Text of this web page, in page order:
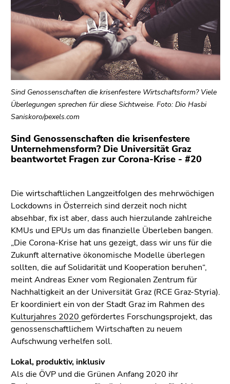
Go
to
contents
(Accesskey
1)
to
position
marker
(Accesskey
2)
Go
navigation
(Accesskey
3)
Go
to
additional
information
(Accesskey
5)
Go
to
page
settings
(user/language)
(Accesskey
Sind Genossenschaften die krisenfestere Wirtschaftsform? Viele
Überlegungen sprechen für diese Sichtweise. Foto: Dio Hasbi
Saniskoro/pexels.com
Sind Genossenschaften die krisenfestere
Unternehmensform? Die Universität Graz
beantwortet Fragen zur Corona-Krise - #20
Die wirtschaftlichen Langzeitfolgen des mehrwöchigen
Lockdowns in Österreich sind derzeit noch nicht
absehbar, fix ist aber, dass auch hierzulande zahlreiche
KMUs und EPUs um das finanzielle Überleben bangen.
„Die Corona-Krise hat uns gezeigt, dass wir uns für die
Zukunft alternative ökonomische Modelle überlegen
sollten, die auf Solidarität und Kooperation beruhen“,
meint Andreas Exner vom Regionalen Zentrum für
Nachhaltigkeit an der Universität Graz (RCE Graz-Styria).
Er koordiniert ein von der Stadt Graz im Rahmen des
Kulturjahres 2020 gefördertes Forschungsprojekt, das
genossenschaftlichem Wirtschaften zu neuem
Aufschwung verhelfen soll.
Lokal, produktiv, inklusiv
Als die ÖVP und die Grünen Anfang 2020 ihr